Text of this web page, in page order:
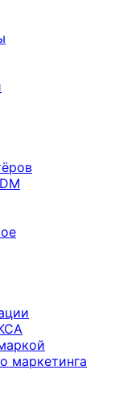
маркетинга